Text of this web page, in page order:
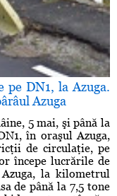
DN1, la Azuga.
Azuga
5 mai, şi până la
în oraşul Azuga,
de circulaţie, pe
începe lucrările de
la kilometrul
de până la 7,5 tone